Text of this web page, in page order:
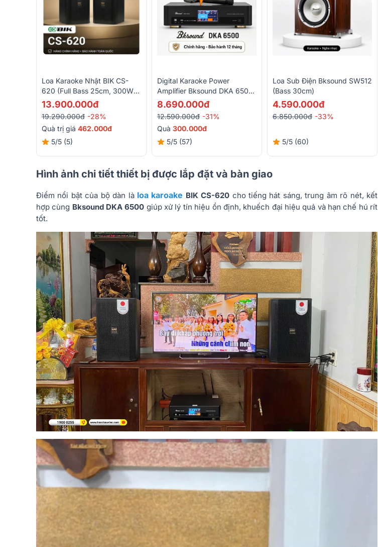
Loa Karaoke Nhật BIK CS-
620 (Full Bass 25cm, 300W
RMS)
13.900.000đ
19.290.000đ -28%
Quà trị giá 462.000đ
5/5 (5)
Digital Karaoke Power
Amplifier Bksound DKA 6500
( 2 Kênh, 450W, Kèm Micro
Không Dây)
8.690.000đ
12.590.000đ -31%
Quà 300.000đ
5/5 (57)
Loa Sub Điện Bksound SW512
(Bass 30cm)
4.590.000đ
6.850.000đ -33%
5/5 (60)
Hình ảnh chi tiết thiết bị được lắp đặt và bàn giao
Điểm nổi bật của bộ dàn là loa karoake BIK CS-620 cho tiếng hát sáng, trung âm rõ nét, kết
hợp cùng Bksound DKA 6500 giúp xử lý tín hiệu ổn định, khuếch đại hiệu quả và hạn chế hú rít
tốt.